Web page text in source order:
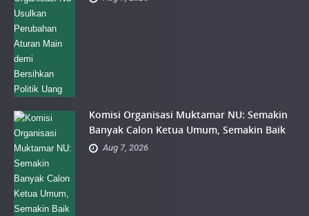
Komisi Organisasi Muktamar NU: Semakin
Banyak Calon Ketua Umum, Semakin Baik
Aug 7, 2026